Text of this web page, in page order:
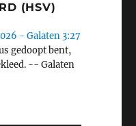
(HSV)
- Galaten 3:27
gedoopt bent,
-- Galaten